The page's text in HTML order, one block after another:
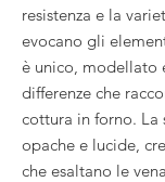
resistenza e la
evocano gli
è unico, modellato
differenze che
cottura in forno. La
opache e lucide,
che esaltano le